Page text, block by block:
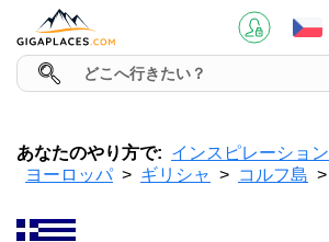
あなたのやり方で: インスピレーション
ヨーロッパ
ギリシャ コルフ島